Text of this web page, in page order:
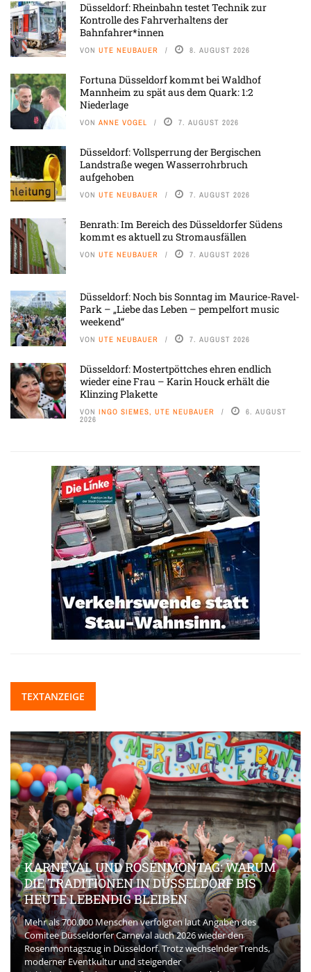
Düsseldorf: Rheinbahn testet Technik zur
Kontrolle des Fahrverhaltens der
Bahnfahrer*innen
VON UTE NEUBAUER 8. AUGUST 2026
Fortuna Düsseldorf kommt bei Waldhof
Mannheim zu spät aus dem Quark: 1:2
Niederlage
VON ANNE VOGEL 7. AUGUST 2026
Düsseldorf: Vollsperrung der Bergischen
Landstraße wegen Wasserrohrbruch
aufgehoben
VON UTE NEUBAUER 7. AUGUST 2026
Benrath: Im Bereich des Düsseldorfer Südens
kommt es aktuell zu Stromausfällen
VON UTE NEUBAUER 7. AUGUST 2026
Düsseldorf: Noch bis Sonntag im Maurice-Ravel-
Park – „Liebe das Leben – pempelfort music
weekend“
VON UTE NEUBAUER 7. AUGUST 2026
Düsseldorf: Mostertpöttches ehren endlich
wieder eine Frau – Karin Houck erhält die
Klinzing Plakette
VON INGO SIEMES, UTE NEUBAUER 6. AUGUST
2026
TEXTANZEIGE
KARNEVAL UND ROSENMONTAG: WARUM
DIE TRADITIONEN IN DÜSSELDORF BIS
HEUTE LEBENDIG BLEIBEN
Mehr als 700.000 Menschen verfolgten laut Angaben des
Comitee Düsseldorfer Carneval auch 2026 wieder den
Rosenmontagszug in Düsseldorf. Trotz wechselnder Trends,
moderner Eventkultur und steigender